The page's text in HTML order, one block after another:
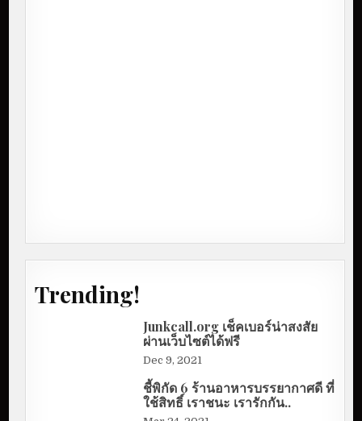
Trending!
Junkcall.org เช็คเบอร์น่าสงสัย
ผ่านเว็บไซต์ได้ฟรี
Dec 9, 2021
ชี้พิกัด 6 ร้านอาหารบรรยากาศดี ที่
ใช้สิทธิ์ เราชนะ เรารักกัน..